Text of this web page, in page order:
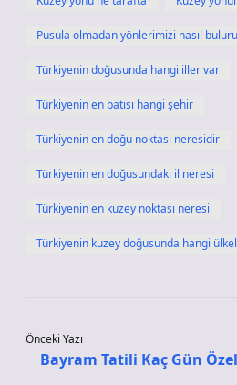
Pusula olmadan yönlerimizi nasıl
Türkiyenin doğusunda hangi iller var
Türkiyenin en batısı hangi şehir
Türkiyenin en doğu noktası neresidir
Türkiyenin en doğusundaki il neresi
Türkiyenin en kuzey noktası neresi
Türkiyenin kuzey doğusunda hangi
Önceki Yazı
Bayram Tatili Kaç Gün